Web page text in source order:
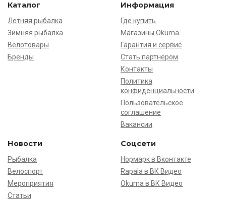
Каталог
Летняя рыбалка
Зимняя рыбалка
Велотовары
Бренды
Информация
Где купить
Магазины Okuma
Гарантия и сервис
Стать партнёром
Контакты
Политика
конфиденциальности
Пользовательское
соглашение
Вакансии
Новости
Рыбалка
Велоспорт
Мероприятия
Статьи
Соцсети
Нормарк в Вконтакте
Rapala в ВК Видео
Okuma в ВК Видео